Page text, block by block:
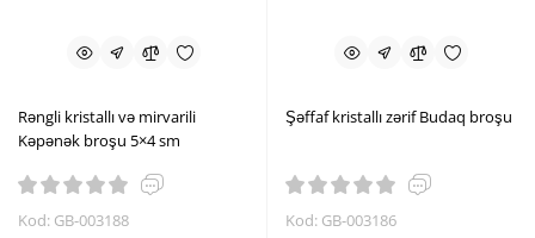
Rəngli kristallı və mirvarili
Kəpənək broşu 5×4 sm
Kod: GB-003188
Şəffaf kristallı zərif Budaq broşu
Kod: GB-003186